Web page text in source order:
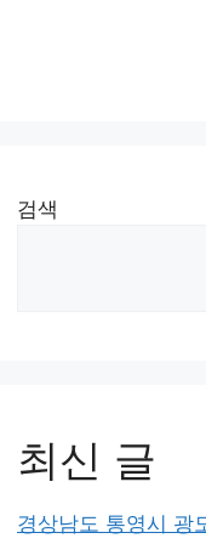
검색
최신 글
경상남도 통영시 광